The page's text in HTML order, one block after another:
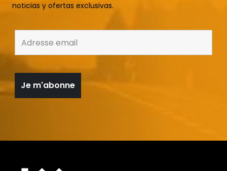
noticias y ofertas exclusivas.